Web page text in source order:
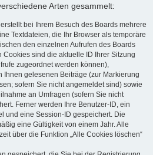
Arten gesammelt:
bei Ihrem Besuch des Boards mehrere
Textdateien, die Ihr Browser als temporäre
den einzelnen Aufrufen des Boards
sind die aktuelle ID Ihrer Sitzung
zugeordnet werden können),
Ihnen gelesenen Beiträge (zur Markierung
sofern Sie nicht angemeldet sind) sowie
an Umfragen (sofern Sie nicht
Ferner werden Ihre Benutzer-ID, ein
und eine Session-ID gespeichert. Die
eine Gültigkeit von einem Jahr. Alle
über die Funktion „Alle Cookies löschen“